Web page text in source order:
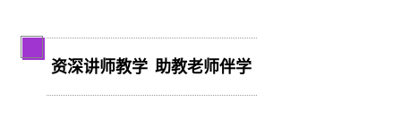
2 资深讲师教学 助教老师伴学